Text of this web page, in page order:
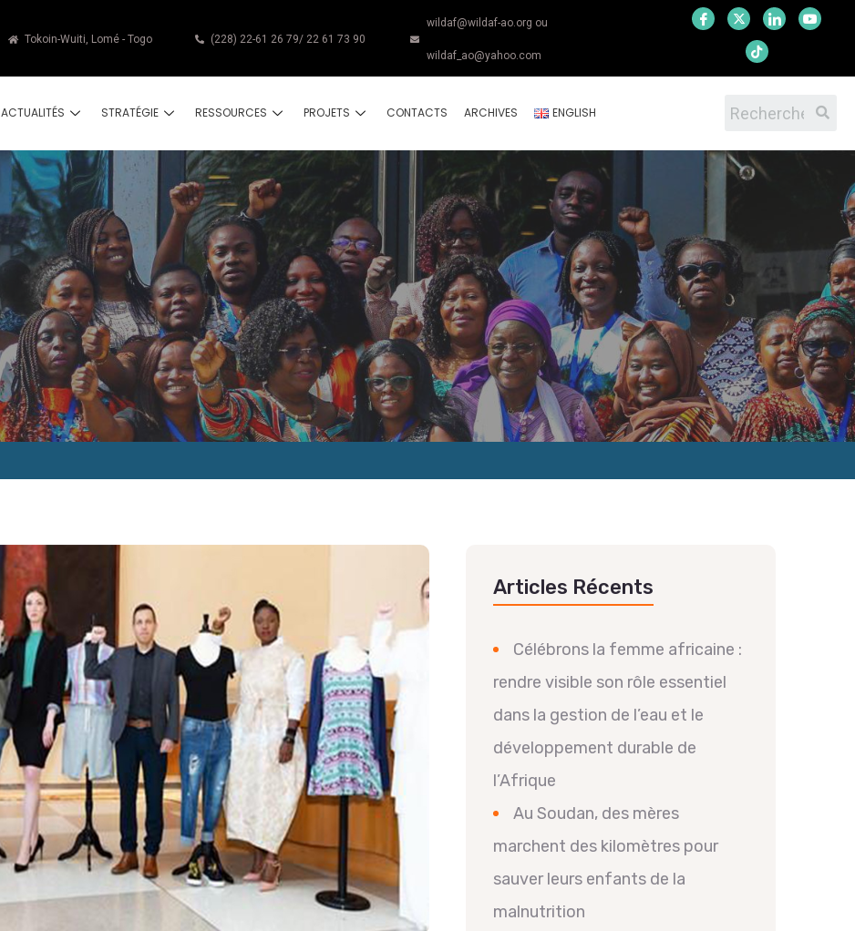
Tokoin-Wuiti, Lomé - Togo (228) 22-61 26 79/ 22 61 73 90
wildaf@wildaf-ao.org ou
wildaf_ao@yahoo.com
ACTUALITÉS STRATÉGIE RESSOURCES PROJETS CONTACTS ARCHIVES ENGLISH
Articles Récents
Célébrons la femme africaine :
rendre visible son rôle essentiel
dans la gestion de l’eau et le
développement durable de
l’Afrique
Au Soudan, des mères
marchent des kilomètres pour
sauver leurs enfants de la
malnutrition